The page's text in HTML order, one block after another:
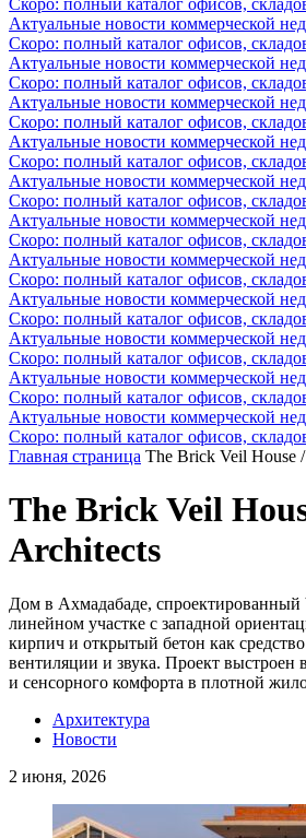
Актуальные новости коммерческой
Скоро: полный каталог офисов,
Актуальные новости коммерческой
Скоро: полный каталог офисов,
Актуальные новости коммерческой
Скоро: полный каталог офисов,
Актуальные новости коммерческой
Скоро: полный каталог офисов,
Актуальные новости коммерческой
Скоро: полный каталог офисов,
Актуальные новости коммерческой
Скоро: полный каталог офисов,
Актуальные новости коммерческой
Скоро: полный каталог офисов,
Актуальные новости коммерческой
Скоро: полный каталог офисов,
Актуальные новости коммерческой
Скоро: полный каталог офисов,
Актуальные новости коммерческой
Скоро: полный каталог офисов,
Актуальные новости коммерческой
Скоро: полный каталог офисов,
Главная страница The Brick Veil House
The Brick Veil
Architects
Дом в Ахмадабаде, спроектированный
линейном участке с западной
кирпич и открытый бетон как
вентиляции и звука. Проект выстроен
и сенсорного комфорта в плотной
Архитектура
Новости
2 июня, 2026